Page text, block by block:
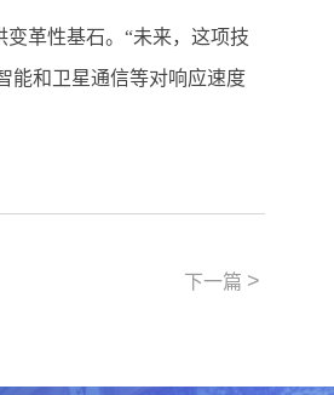
革性基石。“未来，这项技
能和卫星通信等对响应速度
下一篇 >